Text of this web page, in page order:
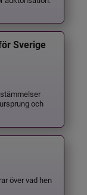
Sverige
och
över vad hen